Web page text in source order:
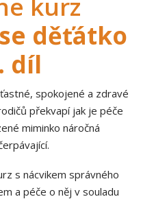
kurz
děťátko
díl
spokojené a zdravé
překvapí jak je péče
miminko náročná
s nácvikem správného
a péče o něj v souladu